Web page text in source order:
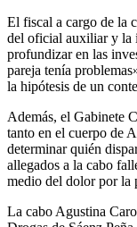
El fiscal a cargo de la
del oficial auxiliar y la
profundizar en las
pareja tenía
la hipótesis de un
Además, el Gabinete
tanto en el cuerpo de
determinar quién
allegados a la cabo
medio del dolor por la
La cabo Agustina